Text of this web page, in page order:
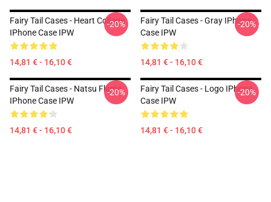
Fairy Tail Cases - Heart Collage
IPhone Case IPW
14,81 € - 16,10 €
-20%
Fairy Tail Cases - Gray IPhone
Case IPW
14,81 € - 16,10 €
-20%
Fairy Tail Cases - Natsu Flame
IPhone Case IPW
14,81 € - 16,10 €
-20%
Fairy Tail Cases - Logo IPhone
Case IPW
14,81 € - 16,10 €
-20%